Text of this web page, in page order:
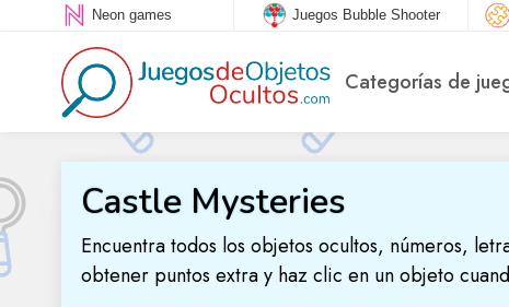
Neon games Juegos Bubble Shooter
Categorías de
Castle Mysteries
Encuentra todos los objetos ocultos, números,
obtener puntos extra y haz clic en un objeto